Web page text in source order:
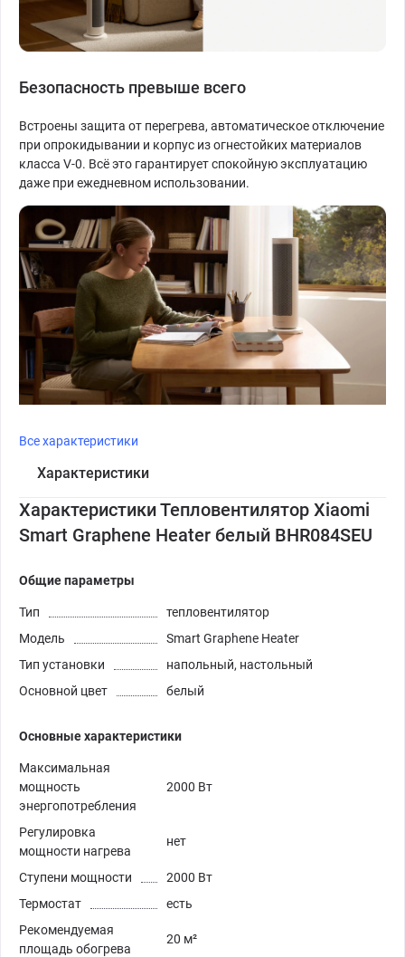
Безопасность превыше всего
Встроены защита от перегрева, автоматическое отключение
при опрокидывании и корпус из огнестойких материалов
класса V-0. Всё это гарантирует спокойную эксплуатацию
даже при ежедневном использовании.
Все характеристики
Характеристики
Характеристики Тепловентилятор Xiaomi
Smart Graphene Heater белый BHR084SEU
Общие параметры
Тип
тепловентилятор
Модель
Smart Graphene Heater
Тип установки
напольный, настольный
Основной цвет
белый
Основные характеристики
Максимальная
мощность
энергопотребления
2000 Вт
Регулировка
мощности нагрева
нет
Ступени мощности
2000 Вт
Термостат
есть
Рекомендуемая
площадь обогрева
20 м²